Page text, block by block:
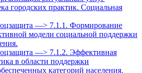
городских практик. Социальная
—> 7.1.1. Формирование
модели социальной поддержки
—> 7.1.2. Эффективная
в области поддержки
категорий населения.